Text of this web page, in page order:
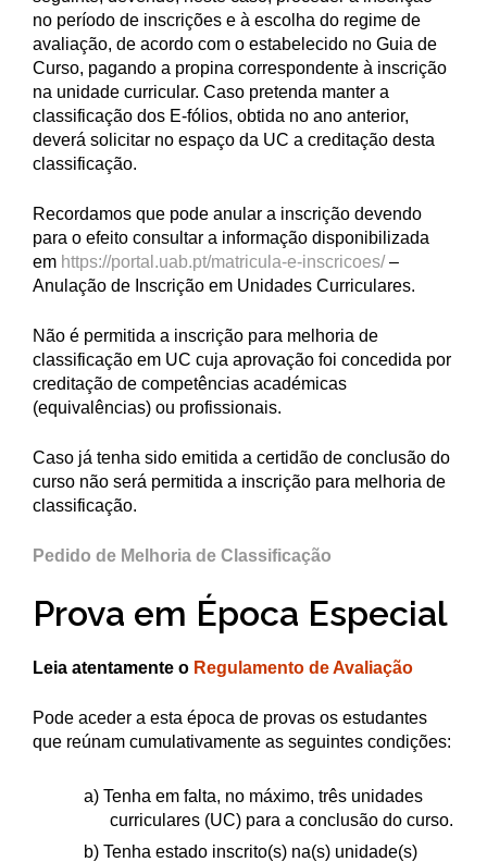
no período de inscrições e à escolha do regime de
avaliação, de acordo com o estabelecido no Guia de
Curso, pagando a propina correspondente à inscrição
na unidade curricular. Caso pretenda manter a
classificação dos E-fólios, obtida no ano anterior,
deverá solicitar no espaço da UC a creditação desta
classificação.
Recordamos que pode anular a inscrição devendo
para o efeito consultar a informação disponibilizada
em https://portal.uab.pt/matricula-e-inscricoes/–
Anulação de Inscrição em Unidades Curriculares.
Não é permitida a inscrição para melhoria de
classificação em UC cuja aprovação foi concedida por
creditação de competências académicas
(equivalências) ou profissionais.
Caso já tenha sido emitida a certidão de conclusão do
curso não será permitida a inscrição para melhoria de
classificação.
Pedido de Melhoria de Classificação
Prova em Época Especial
Leia atentamente o Regulamento de Avaliação
Pode aceder a esta época de provas os estudantes
que reúnam cumulativamente as seguintes condições:
a) Tenha em falta, no máximo, três unidades
curriculares (UC) para a conclusão do curso.
b) Tenha estado inscrito(s) na(s) unidade(s)